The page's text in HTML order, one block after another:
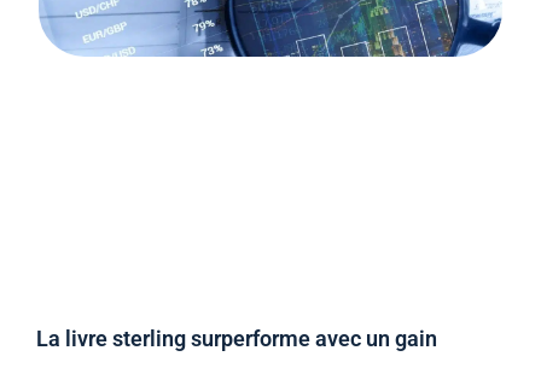
La livre sterling surperforme avec un gain